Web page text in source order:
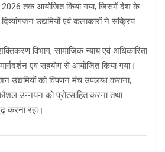
2026 तक आयोजित किया गया, जिसमें देश के
उद्यमियों एवं कलाकारों ने सक्रिय
विभाग, सामाजिक न्याय एवं अधिकारिता
एवं सहयोग से आयोजित किया गया।
उद्यमियों को विपणन मंच उपलब्ध कराना,
उन्नयन को प्रोत्साहित करना तथा
करना रहा।